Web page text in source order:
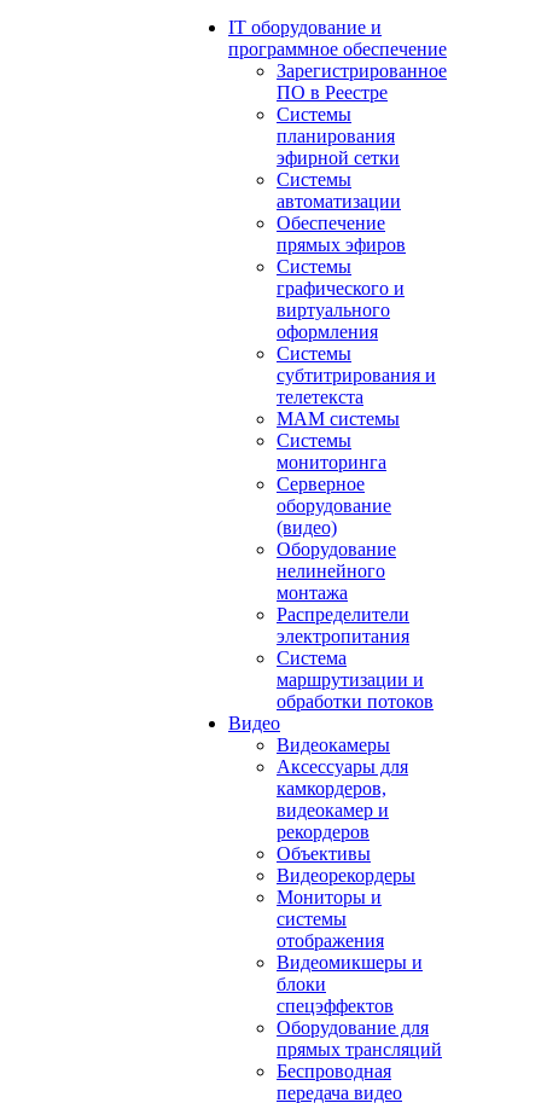
IT оборудование и
программное обеспечение
Зарегистрированное
ПО в Реестре
Системы
планирования
эфирной сетки
Системы
автоматизации
Обеспечение
прямых эфиров
Системы
графического и
виртуального
оформления
Системы
субтитрирования и
телетекста
MAM системы
Системы
мониторинга
Серверное
оборудование
(видео)
Оборудование
нелинейного
монтажа
Распределители
электропитания
Система
маршрутизации и
обработки потоков
Видео
Видеокамеры
Аксессуары для
камкордеров,
видеокамер и
рекордеров
Объективы
Видеорекордеры
Мониторы и
системы
отображения
Видеомикшеры и
блоки
спецэффектов
Оборудование для
прямых трансляций
Беспроводная
передача видео